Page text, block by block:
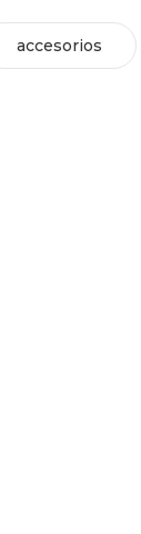
accesorios